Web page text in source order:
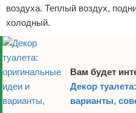
воздуха. Теплый воздух,
холодный.
Вам будет
Декор
варианты,